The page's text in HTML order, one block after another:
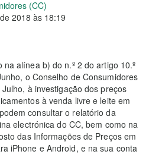
(CC)
2018 às 18:19
alínea b) do n.º 2 do artigo 10.º
o Conselho de Consumidores
à investigação dos preços
à venda livre e leite em
consultar o relatório da
electrónica do CC, bem como na
das Informações de Preços em
iPhone e Android, e na sua conta